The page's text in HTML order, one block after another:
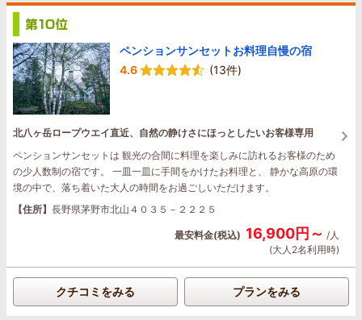
ペンションサンセットお料理自慢の宿
4.6
(13件)
北八ヶ岳ロープウエイ直近、自然の静けさにほっとしたいお客様専用
ペンションサンセットは 観光の合間に料理を楽しみに訪れるお客様のため
の少人数制の宿です。 一皿一皿に手間をかけたお料理と、 静かな高原の環
境の中で、落ち着いた大人の時間をお過ごしいただけます。
【住所】 長野県茅野市北山４０３５－２２２５
最安料金(税込) 16,900円～ /人
(大人2名利用時)
クチコミをみる プランをみる